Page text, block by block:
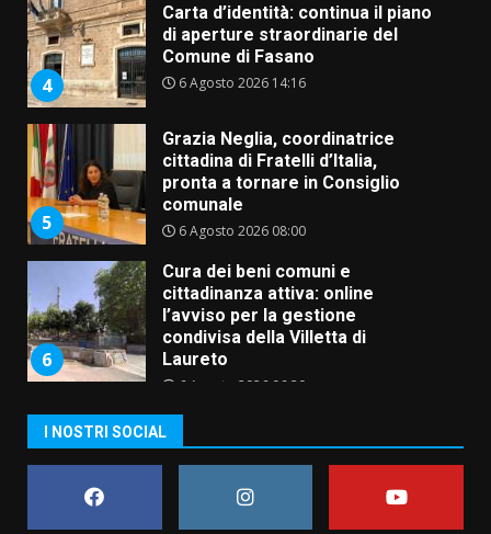
4
Carta d’identità: continua il piano
di aperture straordinarie del
Comune di Fasano
6 Agosto 2026 14:16
5
Grazia Neglia, coordinatrice
cittadina di Fratelli d’Italia,
pronta a tornare in Consiglio
comunale
6 Agosto 2026 08:00
6
Cura dei beni comuni e
cittadinanza attiva: online
l’avviso per la gestione
condivisa della Villetta di
Laureto
6 Agosto 2026 06:20
assoluta de “L’Albergo
Belvedere. Il rapimento”
6 Agosto 2026 06:15
I NOSTRI SOCIAL